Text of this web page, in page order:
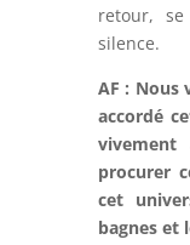
retour,
silence.
AF : Nous
accordé
procurer
cet
bagnes et